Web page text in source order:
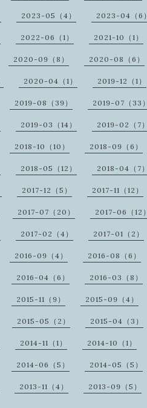
2023-05（4） 2023-04（6）
2022-06（1） 2021-10（1）
2020-09（8） 2020-08（6）
2020-04（1） 2019-12（1）
2019-08（39） 2019-07（33）
2019-03（14） 2019-02（7）
2018-10（10） 2018-09（6）
2018-05（12） 2018-04（7）
2017-12（5） 2017-11（12）
2017-07（20） 2017-06（12）
2017-02（4） 2017-01（2）
2016-09（4） 2016-08（6）
2016-04（6） 2016-03（8）
2015-11（9） 2015-09（4）
2015-05（2） 2015-04（3）
2014-11（1） 2014-10（1）
2014-06（5） 2014-05（5）
2013-11（4） 2013-09（5）